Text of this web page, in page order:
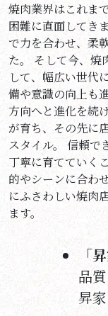
焼肉業界はこれま
困難に直面してき
で力を合わせ、柔
た。 そして今、焼
して、幅広い世代
備や意識の向上も
方向へと進化を続
が育ち、その先に
スタイル。 信頼で
丁寧に育てていく
的やシーンに合わ
にふさわしい焼肉
ます。
「
品
昇